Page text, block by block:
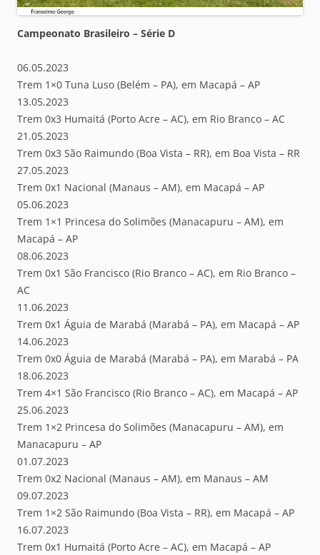
Campeonato Brasileiro – Série D
06.05.2023
Trem 1×0 Tuna Luso (Belém – PA), em Macapá – AP
13.05.2023
Trem 0x3 Humaitá (Porto Acre – AC), em Rio Branco – AC
21.05.2023
Trem 0x3 São Raimundo (Boa Vista – RR), em Boa Vista – RR
27.05.2023
Trem 0x1 Nacional (Manaus – AM), em Macapá – AP
05.06.2023
Trem 1×1 Princesa do Solimões (Manacapuru – AM), em
Macapá – AP
08.06.2023
Trem 0x1 São Francisco (Rio Branco – AC), em Rio Branco –
AC
11.06.2023
Trem 0x1 Águia de Marabá (Marabá – PA), em Macapá – AP
14.06.2023
Trem 0x0 Águia de Marabá (Marabá – PA), em Marabá – PA
18.06.2023
Trem 4×1 São Francisco (Rio Branco – AC), em Macapá – AP
25.06.2023
Trem 1×2 Princesa do Solimões (Manacapuru – AM), em
Manacapuru – AP
01.07.2023
Trem 0x2 Nacional (Manaus – AM), em Manaus – AM
09.07.2023
Trem 1×2 São Raimundo (Boa Vista – RR), em Macapá – AP
16.07.2023
Trem 0x1 Humaitá (Porto Acre – AC), em Macapá – AP